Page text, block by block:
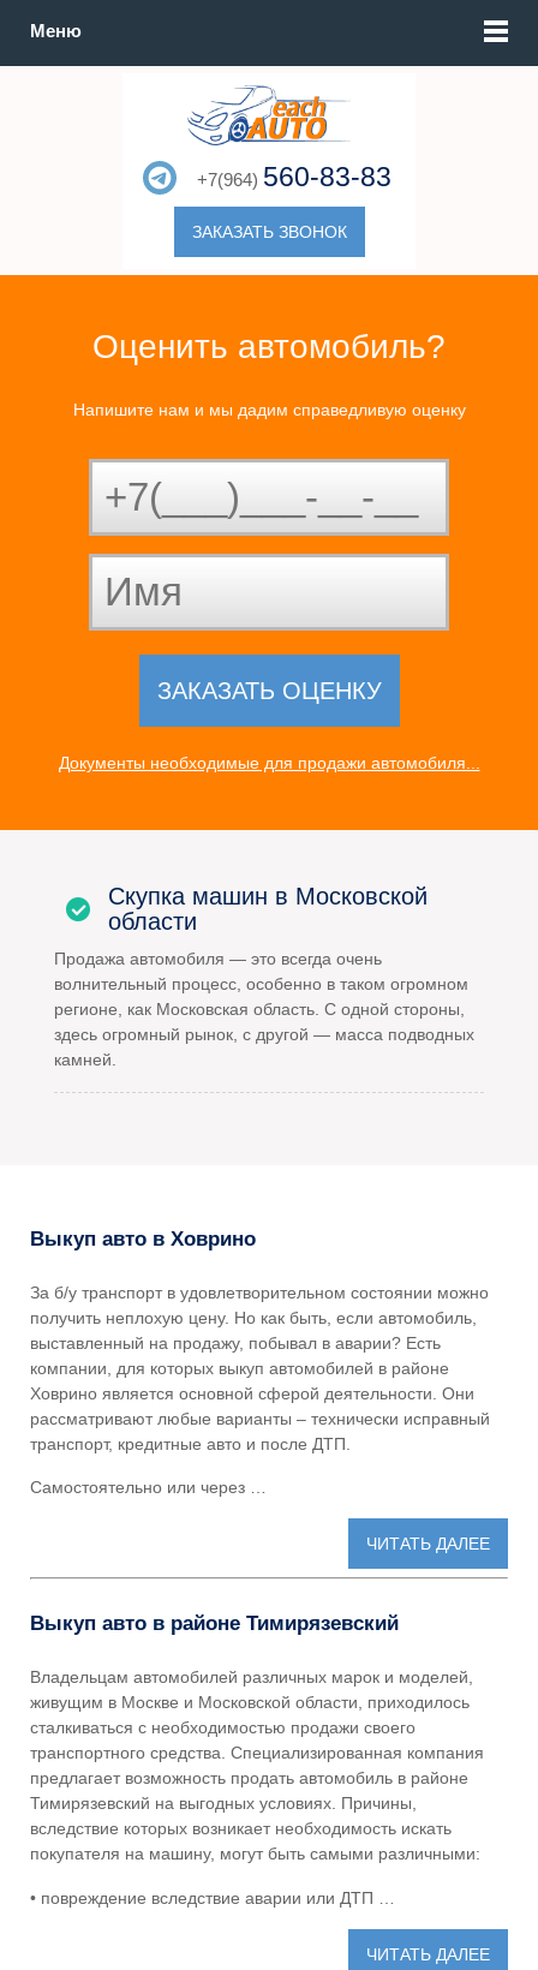
+7(964) 560-83-83
ЗАКАЗАТЬ ЗВОНОК
Меню
Оценить автомобиль?
Напишите нам и мы дадим справедливую оценку
Документы необходимые для продажи автомобиля...
Скупка машин в Московской
области
Продажа автомобиля — это всегда очень
волнительный процесс, особенно в таком огромном
регионе, как Московская область. С одной стороны,
здесь огромный рынок, с другой — масса подводных
камней.
Выкуп авто в Ховрино
За б/у транспорт в удовлетворительном состоянии можно
получить неплохую цену. Но как быть, если автомобиль,
выставленный на продажу, побывал в аварии? Есть
компании, для которых выкуп автомобилей в районе
Ховрино является основной сферой деятельности. Они
рассматривают любые варианты – технически исправный
транспорт, кредитные авто и после ДТП.
Самостоятельно или через …
ЧИТАТЬ ДАЛЕЕ
Выкуп авто в районе Тимирязевский
Владельцам автомобилей различных марок и моделей,
живущим в Москве и Московской области, приходилось
сталкиваться с необходимостью продажи своего
транспортного средства. Специализированная компания
предлагает возможность продать автомобиль в районе
Тимирязевский на выгодных условиях. Причины,
вследствие которых возникает необходимость искать
покупателя на машину, могут быть самыми различными:
• повреждение вследствие аварии или ДТП …
ЧИТАТЬ ДАЛЕЕ